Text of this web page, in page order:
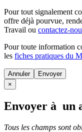
Pour tout signalement
offre déjà pourvue,
Travail ou contactez-
Pour toute information
les fiches pratiques du
Annuler
×
Envoyer à un
Tous les champs sont